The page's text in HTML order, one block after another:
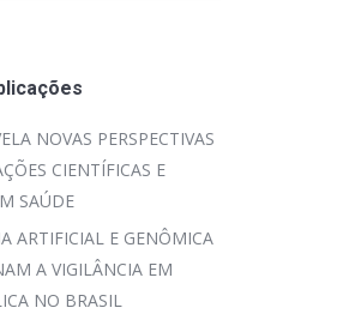
NOVAS PERSPECTIVAS
CIENTÍFICAS E
SAÚDE
ARTIFICIAL E GENÔMICA
A VIGILÂNCIA EM
NO BRASIL